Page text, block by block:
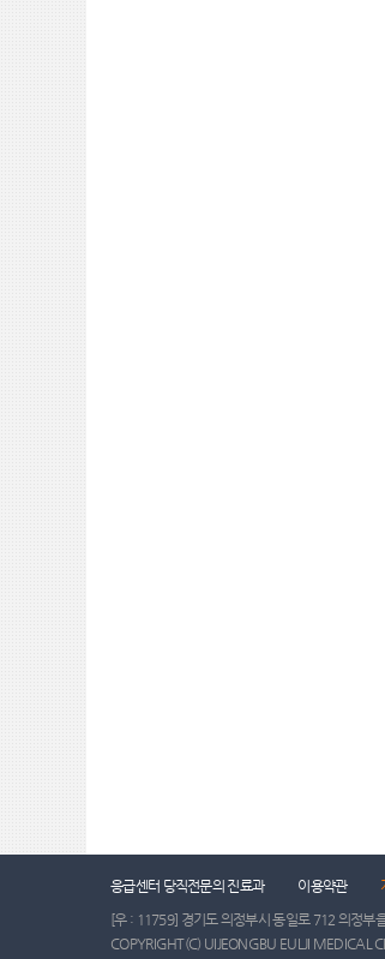
응급센터 당직전문의 진료과 이용약관
[우 : 11759] 경기도 의정부시 동일로 712 의정부
COPYRIGHT(C) UIJEONGBU EULJI MEDICAL